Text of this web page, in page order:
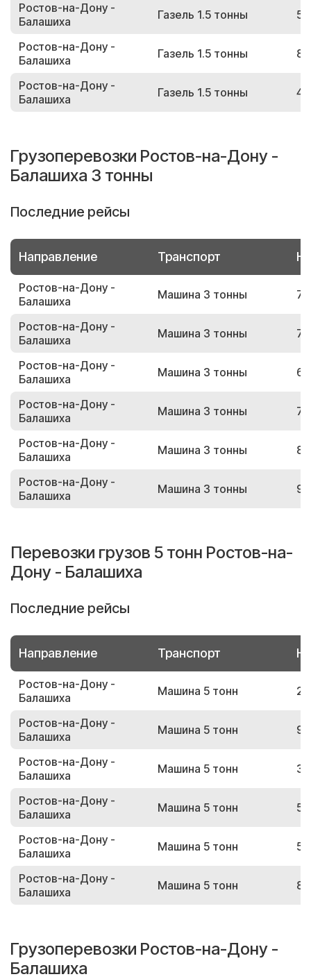
Ростов-на-Дону -
Балашиха
Газель 1.5 тонны
Ростов-на-Дону -
Балашиха
Газель 1.5 тонны
Ростов-на-Дону -
Балашиха
Газель 1.5 тонны
Грузоперевозки Ростов-на-Дону -
Балашиха 3 тонны
Последние рейсы
Направление Транспорт
Ростов-на-Дону -
Балашиха
Машина 3 тонны
Ростов-на-Дону -
Балашиха
Машина 3 тонны
Ростов-на-Дону -
Балашиха
Машина 3 тонны
Ростов-на-Дону -
Балашиха
Машина 3 тонны
Ростов-на-Дону -
Балашиха
Машина 3 тонны
Ростов-на-Дону -
Балашиха
Машина 3 тонны
Перевозки грузов 5 тонн Ростов-на-
Дону - Балашиха
Последние рейсы
Направление Транспорт
Ростов-на-Дону -
Балашиха
Машина 5 тонн
Ростов-на-Дону -
Балашиха
Машина 5 тонн
Ростов-на-Дону -
Балашиха
Машина 5 тонн
Ростов-на-Дону -
Балашиха
Машина 5 тонн
Ростов-на-Дону -
Балашиха
Машина 5 тонн
Ростов-на-Дону -
Балашиха
Машина 5 тонн
Грузоперевозки Ростов-на-Дону -
Балашиха